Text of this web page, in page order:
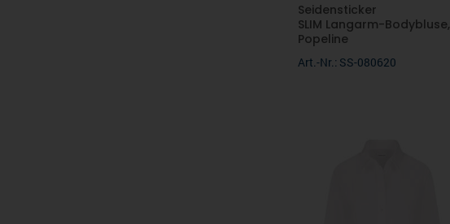
Seidensticker
SLIM Langarm-Bodybluse,
Popeline
Art.-Nr.: SS-080620